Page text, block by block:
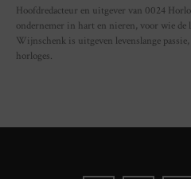
Hoofdredacteur en uitgever van 0024
ondernemer in hart en nieren, voor wie de
Wijnschenk is uitgeven levenslange
horloges.